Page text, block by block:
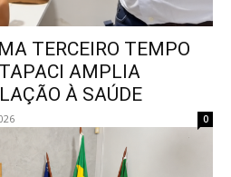
TERCEIRO TEMPO
AMPLIA
À SAÚDE
0